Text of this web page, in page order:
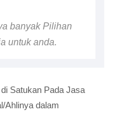
banyak Pilihan
untuk anda.
Satukan Pada Jasa
Ahlinya dalam